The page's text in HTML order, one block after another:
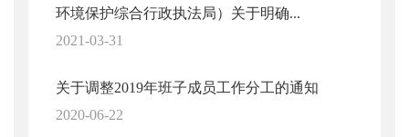
环境保护综合行政执法局）关于明确...
2021-03-31
关于调整2019年班子成员工作分工的通知
2020-06-22